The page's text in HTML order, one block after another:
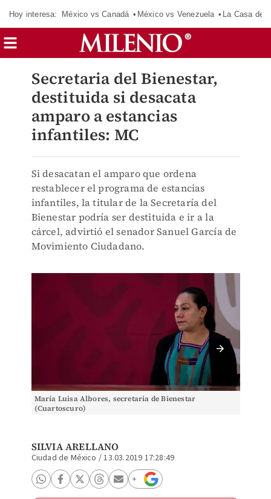
Hoy interesa: México vs Canadá México vs Venezuela La Casa de
Secretaria del Bienestar,
destituida si desacata
amparo a estancias
infantiles: MC
Si desacatan el amparo que ordena
restablecer el programa de estancias
infantiles, la titular de la Secretaría del
Bienestar podría ser destituida e ir a la
cárcel, advirtió el senador Sanuel García de
Movimiento Ciudadano.
María Luisa Albores, secretaria de Bienestar
(Cuartoscuro)
SILVIA ARELLANO
Ciudad de México /13.03.2019 17:28:49